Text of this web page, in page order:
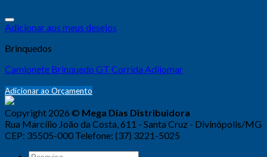
Adicionar aos meus desejos
Brinquedos
Camionete Brinquedo GT Corrida Adijomar
Adicionar ao Orçamento
Copyright 2026 © Mega Dias Distribuidora
Rua Marcílio João da Costa, 611 - Santa Cruz - Divinópolis/MG
CEP: 35505-000 Telefone: (37) 3221-5025